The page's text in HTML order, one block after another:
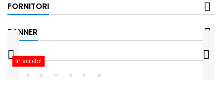
FORNITORI
BANNER
In saldo!
 